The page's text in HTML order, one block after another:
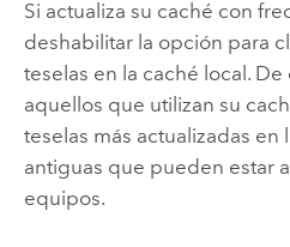
Si actualiza su caché con
deshabilitar la opción para
teselas en la caché local.
aquellos que utilizan su
teselas más actualizadas en
antiguas que pueden estar
equipos.